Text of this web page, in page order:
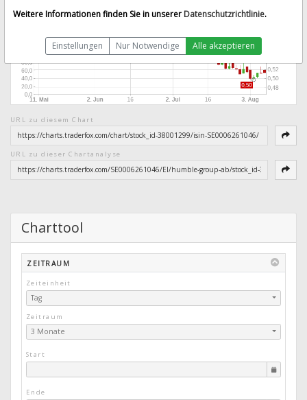
URL zu diesem Chart
URL zu dieser Chartanalyse
Charttool
ZEITRAUM
Zeiteinheit
Tag
Zeitraum
3 Monate
Start
Ende
Weitere Informationen finden Sie in unserer Datenschutzrichtlinie.
Einstellungen Nur Notwendige Alle akzeptieren